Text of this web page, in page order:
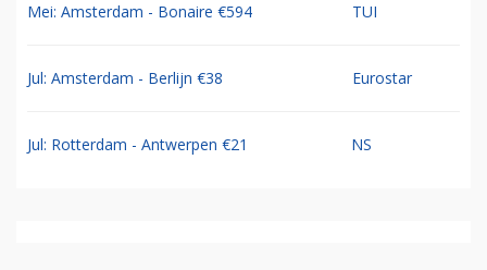
Mei: Amsterdam - Bonaire €594 TUI
Jul: Amsterdam - Berlijn €38 Eurostar
Jul: Rotterdam - Antwerpen €21 NS